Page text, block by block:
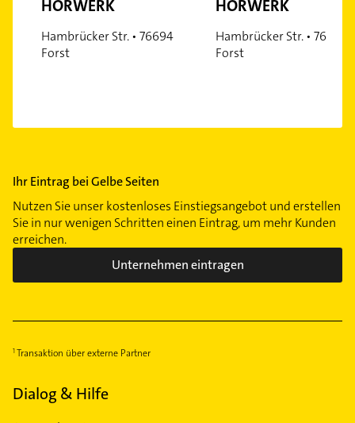
HÖRWERK
Hambrücker Str. • 76694
Forst
HÖRWERK
Hambrücker Str. • 76694
Forst
Ihr Eintrag bei Gelbe Seiten
Nutzen Sie unser kostenloses Einstiegsangebot und erstellen
Sie in nur wenigen Schritten einen Eintrag, um mehr Kunden
erreichen.
Unternehmen eintragen
Transaktion über externe Partner
Dialog & Hilfe